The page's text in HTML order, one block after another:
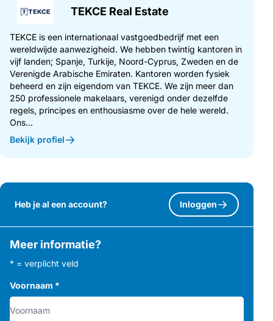
TEKCE Real Estate
TEKCE is een internationaal vastgoedbedrijf met een
wereldwijde aanwezigheid. We hebben twintig kantoren in
vijf landen; Spanje, Turkije, Noord-Cyprus, Zweden en de
Verenigde Arabische Emiraten. Kantoren worden fysiek
beheerd en zijn eigendom van TEKCE. We zijn meer dan
250 professionele makelaars, verenigd onder dezelfde
regels, principes en enthousiasme over de hele wereld.
Ons...
Bekijk profiel
Heb je al een account? Inloggen
Meer informatie?
* = verplicht veld
Voornaam *